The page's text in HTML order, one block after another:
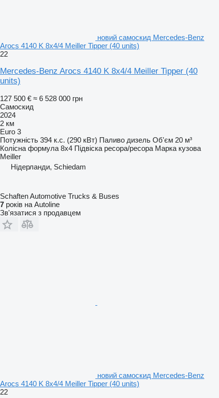
новий самоскид Mercedes-Benz
Arocs 4140 K 8x4/4 Meiller Tipper (40 units)
22
Mercedes-Benz Arocs 4140 K 8x4/4 Meiller Tipper (40
units)
127 500 € ≈ 6 528 000 грн
Самоскид
2024
2 км
Euro 3
Потужність 394 к.с. (290 кВт) Паливо дизель Об'єм 20 м³
Колісна формула 8x4 Підвіска ресора/ресора Марка кузова
Meiller
Нідерланди, Schiedam
Schaften Automotive Trucks & Buses
7 років на Autoline
Зв'язатися з продавцем
новий самоскид Mercedes-Benz
Arocs 4140 K 8x4/4 Meiller Tipper (40 units)
22